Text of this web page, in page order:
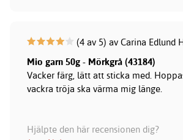
(4 av 5) av Carina Edlund
Mio garn 50g - Mörkgrå (43184)
Vacker färg, lätt att sticka med.
vackra tröja ska värma mig länge.
Hjälpte den här recensionen dig?